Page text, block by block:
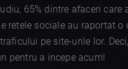
65% dintre afaceri care
retele sociale au raportat o
pe site-urile lor.
pentru a incepe acum!